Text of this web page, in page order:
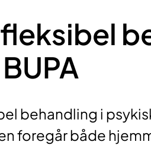
behandling i
foregår både